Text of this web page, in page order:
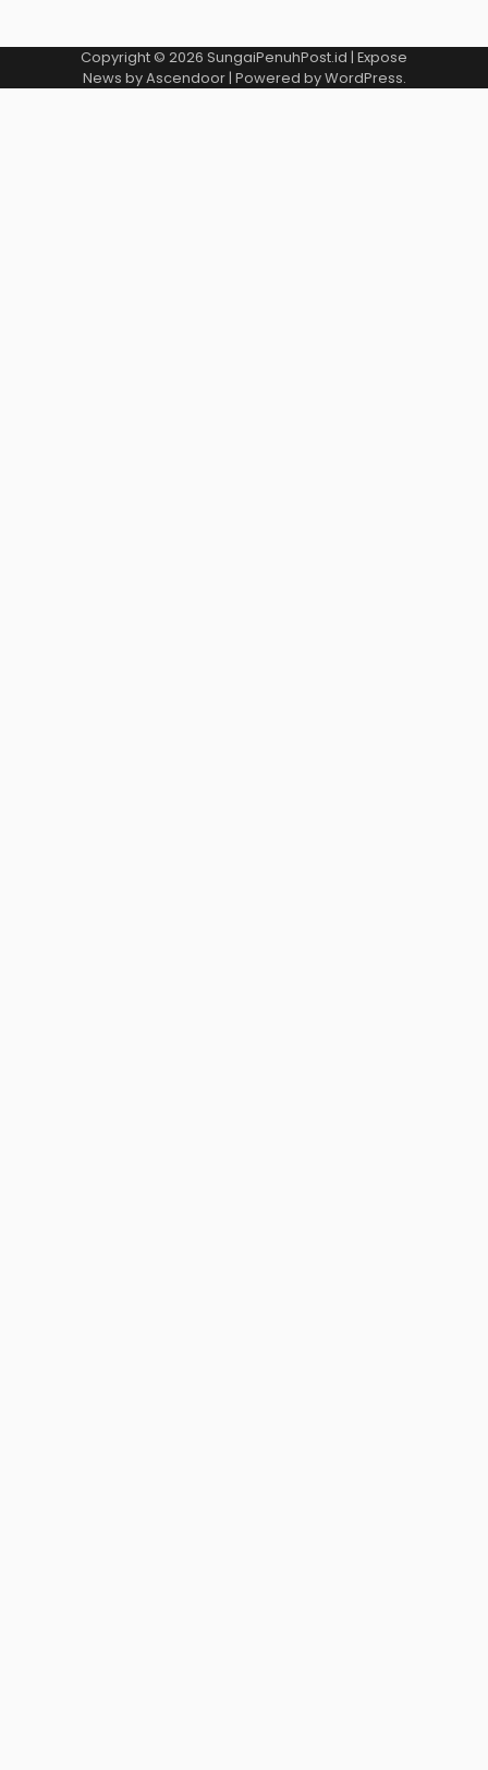
Copyright © 2026 SungaiPenuhPost.id | Expose
News byAscendoor| Powered byWordPress.